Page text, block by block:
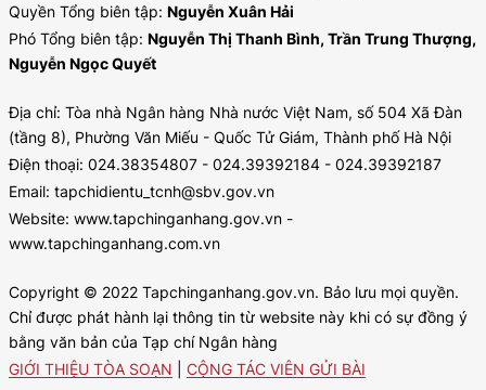
Quyền Tổng biên tập: Nguyễn Xuân Hải
Phó Tổng biên tập: Nguyễn Thị Thanh Bình, Trần Trung Thượng,
Nguyễn Ngọc Quyết
Địa chỉ: Tòa nhà Ngân hàng Nhà nước Việt Nam, số 504 Xã Đàn
(tầng 8), Phường Văn Miếu - Quốc Tử Giám, Thành phố Hà Nội
Điện thoại: 024.38354807 - 024.39392184 - 024.39392187
Email: tapchidientu_tcnh@sbv.gov.vn
Website: www.tapchinganhang.gov.vn -
www.tapchinganhang.com.vn
Copyright © 2022 Tapchinganhang.gov.vn. Bảo lưu mọi quyền.
Chỉ được phát hành lại thông tin từ website này khi có sự đồng ý
bằng văn bản của Tạp chí Ngân hàng
GIỚI THIỆU TÒA SOẠN
CỘNG TÁC VIÊN GỬI BÀI